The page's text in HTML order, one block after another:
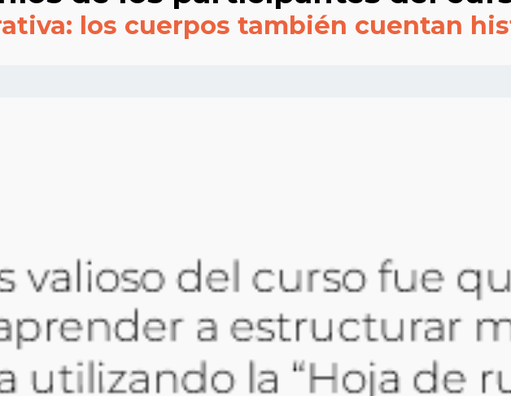
los cuerpos también cuentan